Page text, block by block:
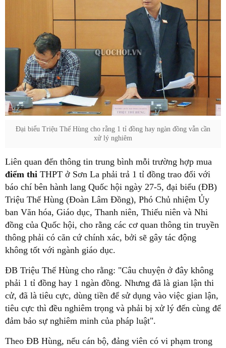
Đại biểu Triệu Thế Hùng cho rằng 1 tỉ đồng hay ngàn đồng vẫn cần
xử lý nghiêm
Liên quan đến thông tin trung bình mỗi trường hợp mua
điểm thi THPT ở Sơn La phải trả 1 tỉ đồng trao đổi với
báo chí bên hành lang Quốc hội ngày 27-5, đại biểu (ĐB)
Triệu Thế Hùng (Đoàn Lâm Đồng), Phó Chủ nhiệm Ủy
ban Văn hóa, Giáo dục, Thanh niên, Thiếu niên và Nhi
đồng của Quốc hội, cho rằng các cơ quan thông tin truyền
thông phải có căn cứ chính xác, bởi sẽ gây tác động
không tốt với ngành giáo dục.
ĐB Triệu Thế Hùng cho rằng: "Câu chuyện ở đây không
phải 1 tỉ đồng hay 1 ngàn đồng. Nhưng đã là gian lận thi
cử, đã là tiêu cực, dùng tiền để sử dụng vào việc gian lận,
tiêu cực thì đều nghiêm trọng và phải bị xử lý đến cùng để
đảm bảo sự nghiêm minh của pháp luật".
Theo ĐB Hùng, nếu cán bộ, đảng viên có vi phạm trong